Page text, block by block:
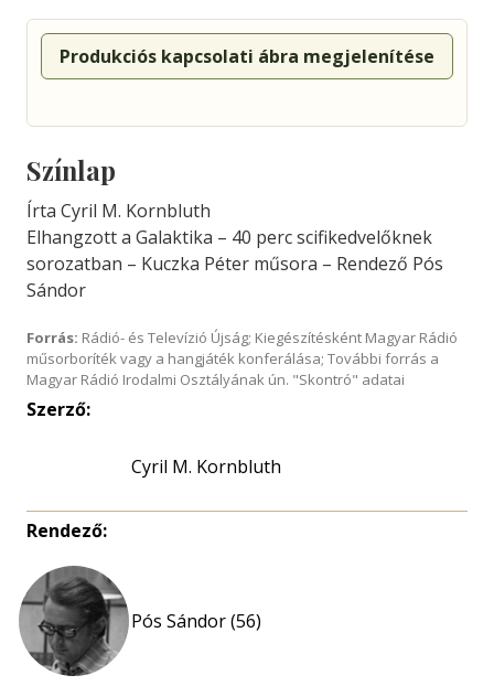
Produkciós kapcsolati ábra megjelenítése
Színlap
Írta Cyril M. Kornbluth
Elhangzott a Galaktika – 40 perc scifikedvelőknek
sorozatban – Kuczka Péter műsora – Rendező Pós
Sándor
Forrás: Rádió- és Televízió Újság; Kiegészítésként Magyar Rádió
műsorboríték vagy a hangjáték konferálása; További forrás a
Magyar Rádió Irodalmi Osztályának ún. "Skontró" adatai
Szerző:
Cyril M. Kornbluth
Rendező:
Pós Sándor (56)